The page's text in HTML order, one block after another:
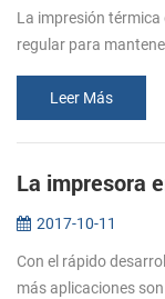
La impresión
regular para
imprimir si...
Leer Más
2017-10-11
Con el rápido
más aplicaciones